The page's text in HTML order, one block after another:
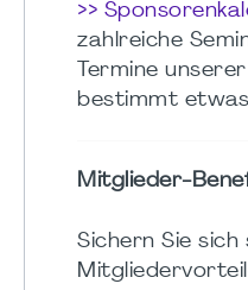
>>
zahlreiche
Termine
bestimmt
Mitglieder-
Sichern Sie sich